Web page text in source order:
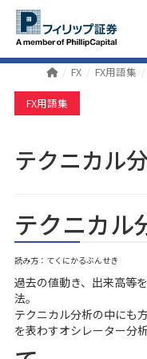
FX FX用語集
FX用語集
テクニカル
テクニカル
読み方：てくにかるぶんせき
過去の値動き、出来高等
法。
テクニカル分析の中にも
を表わすオシレーター分析